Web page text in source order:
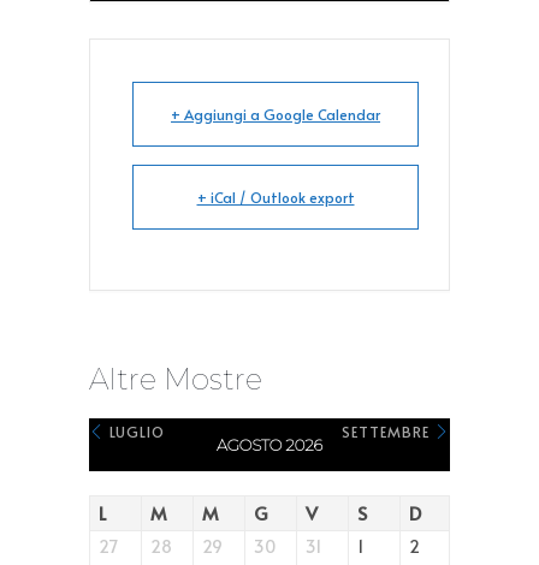
+ Aggiungi a Google Calendar
+ iCal / Outlook export
Altre Mostre
LUGLIO
AGOSTO 2026
SETTEMBRE
L M M G V S D
27 28 29 30 31 1 2